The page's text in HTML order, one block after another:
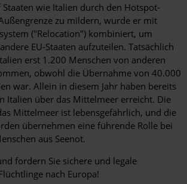
wie Italien durch den Hotspot-
zu mildern, wurde er mit
("Relocation") kombiniert, um
EU-Staaten aufzuteilen. Tatsächlich
erst 1.200 Menschen von anderen
obwohl die Übernahme von 40.000
war. Allein in diesem Jahr haben bereits
Italien über das Mittelmeer erreicht. Die
Mittelmeer ist lebensgefährlich, und die
übernehmen eine führende Rolle bei
aus Seenot.
fordern Sie sichere und legale
nach Europa!